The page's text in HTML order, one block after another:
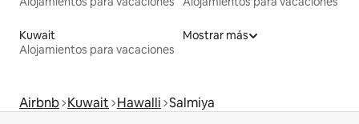
Kuwait
Alojamientos para vacaciones
Mostrar más
Airbnb Kuwait Hawalli Salmiya